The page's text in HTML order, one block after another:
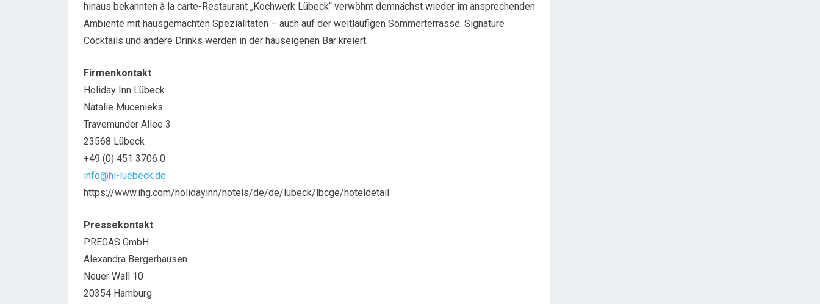
hinaus bekannten à la carte-Restaurant „Kochwerk Lübeck“ verwöhnt demnächst wieder im ansprechenden
Ambiente mit hausgemachten Spezialitäten – auch auf der weitläufigen Sommerterrasse. Signature
Cocktails und andere Drinks werden in der hauseigenen Bar kreiert.
Firmenkontakt
Holiday Inn Lübeck
Natalie Mucenieks
Travemunder Allee 3
23568 Lübeck
+49 (0) 451 3706 0
info@hi-luebeck.de
https://www.ihg.com/holidayinn/hotels/de/de/lubeck/lbcge/hoteldetail
Pressekontakt
PREGAS GmbH
Alexandra Bergerhausen
Neuer Wall 10
20354 Hamburg